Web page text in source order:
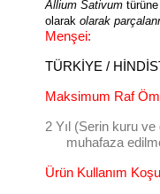
Allium Sativum
olarak olarak
Menşei:
TÜRKİYE /
Maksimum Raf
2 Yıl (Serin kuru ve
muhafaza
Ürün Kullanım